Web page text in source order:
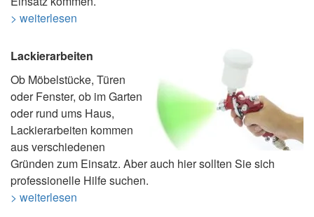
> weiterlesen
Lackierarbeiten
Ob Möbelstücke, Türen
oder Fenster, ob im Garten
oder rund ums Haus,
Lackierarbeiten kommen
aus verschiedenen
Gründen zum Einsatz. Aber auch hier sollten Sie sich
professionelle Hilfe suchen.
> weiterlesen